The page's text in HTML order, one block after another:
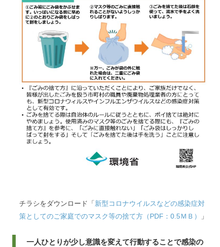
チラシをダウンロード「新型コロナウイルスなどの感染症対
策としてのご家庭でのマスク等の捨て方（PDF：0.5ＭＢ）
」
一人ひとりが少し意識を変えて行動することで感染の